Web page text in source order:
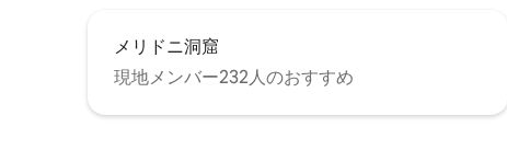
メリドニ洞窟
現地メンバー232人のおすすめ